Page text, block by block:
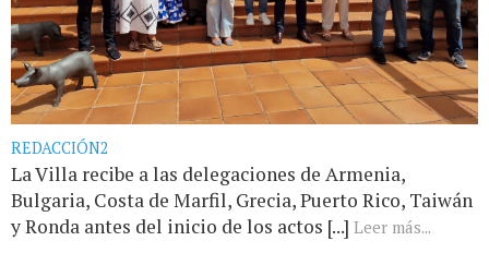
REDACCIÓN2
La Villa recibe a las delegaciones de Armenia,
Bulgaria, Costa de Marfil, Grecia, Puerto Rico, Taiwán
y Ronda antes del inicio de los actos [...] Leer más...